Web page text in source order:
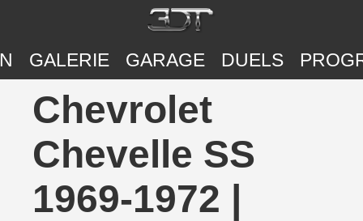
GALERIE GARAGE DUELS
Chevrolet
Chevelle SS
1969-1972 |